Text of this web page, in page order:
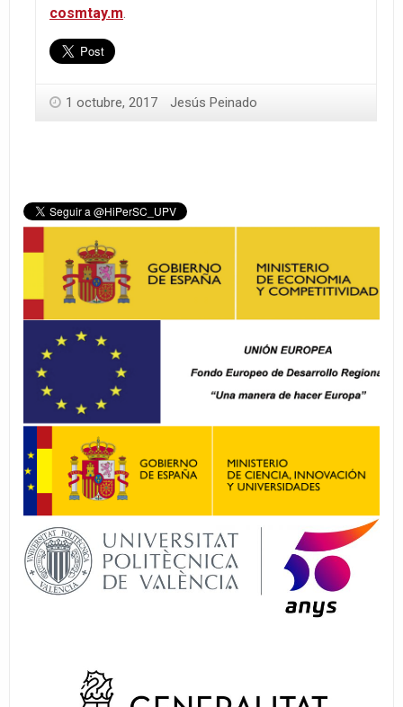
cosmtay.m
1 octubre, 2017 Jesús Peinado